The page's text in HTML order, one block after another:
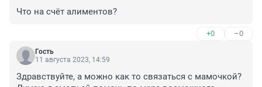
Что на счёт алиментов?
+0 –0
Гость
11 августа 2023, 14:59
Здравствуйте, а можно как то связаться с мамочкой?